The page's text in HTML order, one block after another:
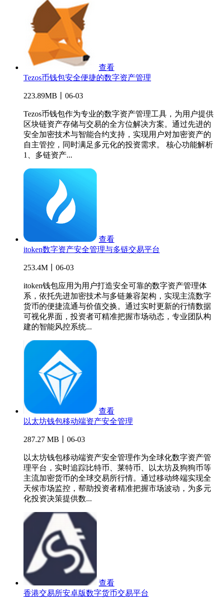
查看
Tezos币钱包安全便捷的数字资产管理
223.89MB丨06-03
Tezos币钱包作为专业的数字资产管理工具，为用户提供
区块链资产存储与交易的全方位解决方案。通过先进的
安全加密技术与智能合约支持，实现用户对加密资产的
自主管控，同时满足多元化的投资需求。 核心功能解析
1、多链资产...
查看
itoken数字资产安全管理与多链交易平台
253.4M丨06-03
itoken钱包应用为用户打造安全可靠的数字资产管理体
系，依托先进加密技术与多链兼容架构，实现主流数字
货币的便捷流通与价值交换。通过实时更新的行情数据
可视化界面，投资者可精准把握市场动态，专业团队构
建的智能风控系统...
查看
以太坊钱包移动端资产安全管理
287.27 MB丨06-03
以太坊钱包移动端资产安全管理作为全球化数字资产管
理平台，实时追踪比特币、莱特币、以太坊及狗狗币等
主流加密货币的全球交易所行情。通过移动终端实现全
天候市场监控，帮助投资者精准把握市场波动，为多元
化投资决策提供数...
查看
香港交易所安卓版数字货币交易平台